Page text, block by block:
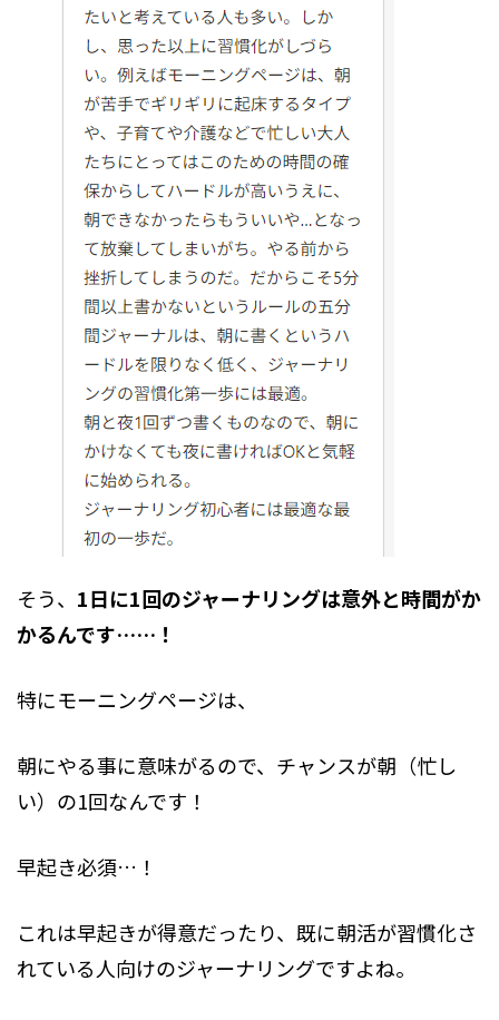
そう、 1日に1回のジャーナリングは意外と時間がか
かるんです……！
特にモーニングページは、
朝にやる事に意味がるので、チャンスが朝（忙し
い）の1回なんです！
早起き必須…！
これは早起きが得意だったり、既に朝活が習慣化さ
れている人向けのジャーナリングですよね。